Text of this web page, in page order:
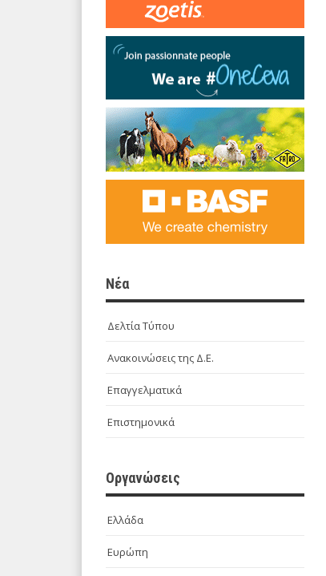
Νέα
Δελτία Τύπου
Ανακοινώσεις της Δ.Ε.
Επαγγελματικά
Επιστημονικά
Οργανώσεις
Ελλάδα
Ευρώπη